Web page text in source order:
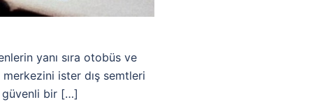
yanı sıra otobüs ve
ister dış semtleri
güvenli bir […]